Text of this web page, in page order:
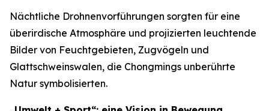
Nächtliche Drohnenvorführungen sorgten für eine
überirdische Atmosphäre und projizierten leuchtende
Bilder von Feuchtgebieten, Zugvögeln und
Glattschweinswalen, die Chongmings unberührte
Natur symbolisierten.